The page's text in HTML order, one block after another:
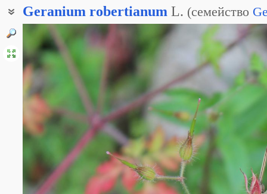
Geranium robertianum L. (семейство
Герань робертовская